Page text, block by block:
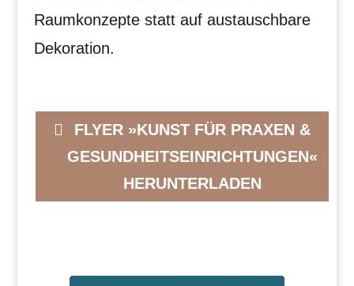
Raumkonzepte statt auf austauschbare
Dekoration.
FLYER »KUNST FÜR PRAXEN &
GESUNDHEITSEINRICHTUNGEN«
HERUNTERLADEN